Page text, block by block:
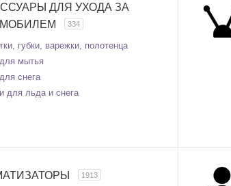
ДЛЯ УХОДА ЗА
334
губки, варежки, полотенца
мытья
снега
для льда и снега
1913